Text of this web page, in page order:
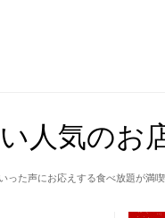
人気のお
た声にお応えする食べ放題が満